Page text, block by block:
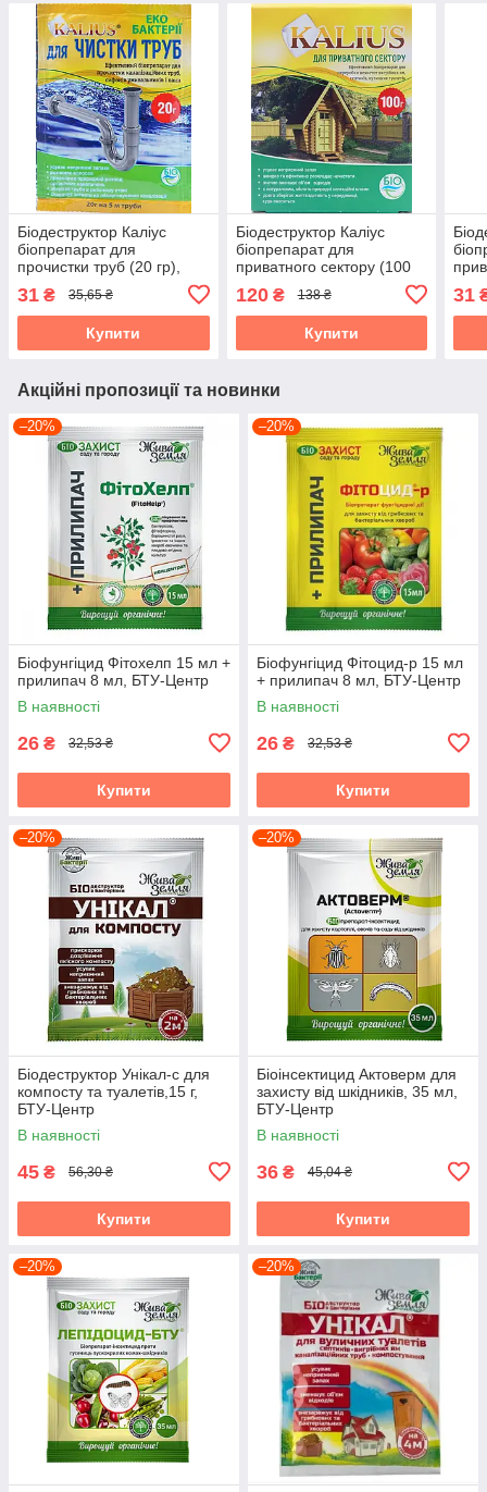
Біодеструктор Каліус
біопрепарат для
прочистки труб (20 гр),
31 ₴ 35,65 ₴
Купити
Біодеструктор Каліус
біопрепарат для
приватного сектору (100
120₴ 138 ₴
Купити
31
Акційні пропозиції та новинки
–20%
Біофунгіцид Фітохелп 15 мл +
прилипач 8 мл, БТУ-Центр
В наявності
26 ₴ 32,53 ₴
Купити
–20%
Біофунгіцид Фітоцид-р 15 мл
+ прилипач 8 мл, БТУ-Центр
В наявності
26 ₴ 32,53 ₴
Купити
–20%
Біодеструктор Унікал-с для
компосту та туалетів,15 г,
БТУ-Центр
В наявності
45 ₴ 56,30 ₴
Купити
–20%
Біоінсектицид Актоверм для
захисту від шкідників, 35 мл,
БТУ-Центр
В наявності
36 ₴ 45,04 ₴
Купити
–20% –20%